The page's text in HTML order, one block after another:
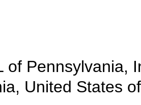
of Pennsylvania,
United States